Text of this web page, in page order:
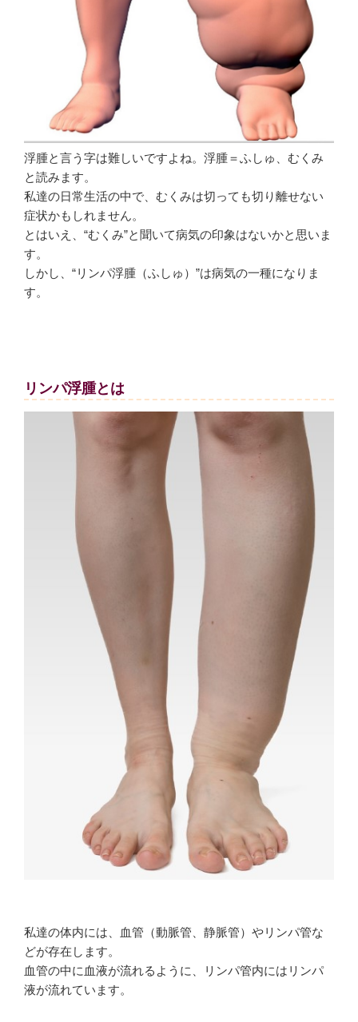
浮腫と言う字は難しいですよね。浮腫＝ふしゅ、むくみ
と読みます。
私達の日常生活の中で、むくみは切っても切り離せない
症状かもしれません。
とはいえ、“むくみ”と聞いて病気の印象はないかと思いま
す。
しかし、“リンパ浮腫（ふしゅ）”は病気の一種になりま
す。
リンパ浮腫とは
私達の体内には、血管（動脈管、静脈管）やリンパ管な
どが存在します。
血管の中に血液が流れるように、リンパ管内にはリンパ
液が流れています。